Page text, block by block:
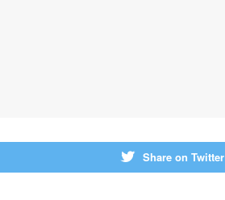
Share on Twitter